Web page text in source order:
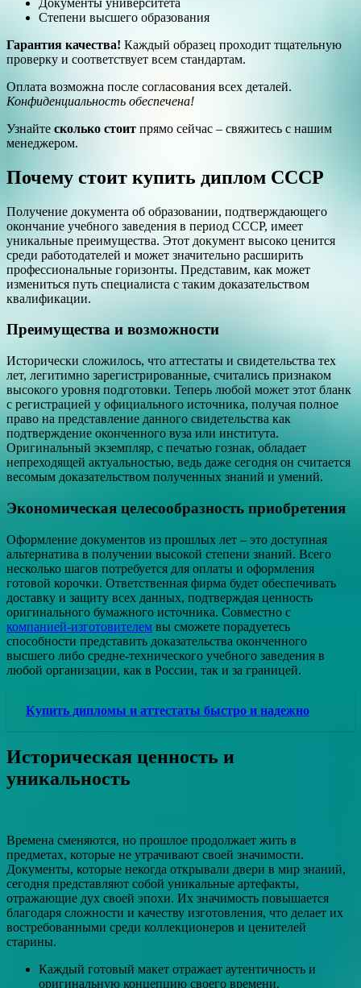
Степени высшего образования
Гарантия качества! Каждый образец проходит тщательную
проверку и соответствует всем стандартам.
Оплата возможна после согласования всех деталей.
Конфиденциальность обеспечена!
Узнайте сколько стоит прямо сейчас – свяжитесь с нашим
менеджером.
Почему стоит купить диплом СССР
Получение документа об образовании, подтверждающего
окончание учебного заведения в период СССР, имеет
уникальные преимущества. Этот документ высоко ценится
среди работодателей и может значительно расширить
профессиональные горизонты. Представим, как может
измениться путь специалиста с таким доказательством
квалификации.
Преимущества и возможности
Исторически сложилось, что аттестаты и свидетельства тех
лет, легитимно зарегистрированные, считались признаком
высокого уровня подготовки. Теперь любой может этот бланк
с регистрацией у официального источника, получая полное
право на представление данного свидетельства как
подтверждение оконченного вуза или института.
Оригинальный экземпляр, с печатью гознак, обладает
непреходящей актуальностью, ведь даже сегодня он считается
весомым доказательством полученных знаний и умений.
Экономическая целесообразность приобретения
Оформление документов из прошлых лет – это доступная
альтернатива в получении высокой степени знаний. Всего
несколько шагов потребуется для оплаты и оформления
готовой корочки. Ответственная фирма будет обеспечивать
доставку и защиту всех данных, подтверждая ценность
оригинального бумажного источника. Совместно с
компанией-изготовителем вы сможете порадуетесь
способности представить доказательства оконченного
высшего либо средне-технического учебного заведения в
любой организации, как в России, так и за границей.
Купить дипломы и аттестаты быстро и надежно
Историческая ценность и
уникальность
Времена сменяются, но прошлое продолжает жить в
предметах, которые не утрачивают своей значимости.
Документы, которые некогда открывали двери в мир знаний,
сегодня представляют собой уникальные артефакты,
отражающие дух своей эпохи. Их значимость повышается
благодаря сложности и качеству изготовления, что делает их
востребованными среди коллекционеров и ценителей
старины.
Каждый готовый макет отражает аутентичность и
оригинальную концепцию своего времени.